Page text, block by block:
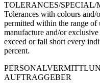
TOLERANCES/
Tolerances with colours and/
permitted within the range of
manufacture and/or
exceed or fall short every
percent.
AUFTRAGGEBER